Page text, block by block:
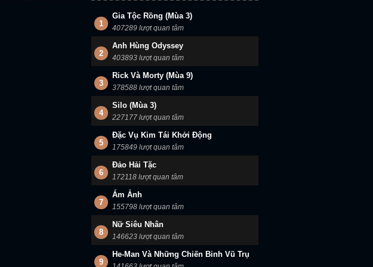
1
Gia Tộc Rồng (Mùa 3)
407289 lượt quan tâm
2
Anh Hùng Odyssey
403893 lượt quan tâm
3
Rick Và Morty (Mùa 9)
378588 lượt quan tâm
4
Silo (Mùa 3)
227177 lượt quan tâm
5
Đặc Vụ Kim Tái Khởi Động
175849 lượt quan tâm
6
Đảo Hải Tặc
172118 lượt quan tâm
7
Ám Ảnh
155798 lượt quan tâm
8
Nữ Siêu Nhân
146623 lượt quan tâm
9
He-Man Và Những Chiến Binh Vũ Trụ